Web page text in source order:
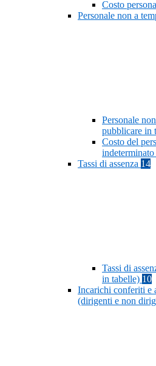
Costo
Personale non a
Personale
pubblicare in
Costo del
Tassi di assenza 14
Tassi di
in tabelle) 10
Incarichi conferiti e
(dirigenti e non